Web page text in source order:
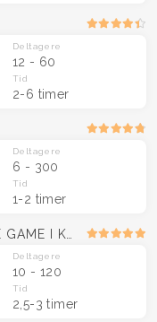
Deltagere
12 - 60
Tid
2-6 timer
Deltagere
6 - 300
Tid
1-2 timer
Deltagere
10 - 120
Tid
2,5-3 timer